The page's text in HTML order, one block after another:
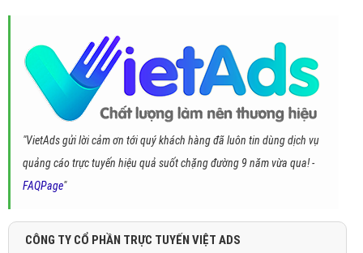
"VietAds gửi lời cảm ơn tới quý khách hàng đã luôn tin dùng dịch vụ
quảng cáo trực tuyến hiệu quả suốt chặng đường 9 năm vừa qua! -
FAQPage"
CÔNG TY CỔ PHẦN TRỰC TUYẾN VIỆT ADS